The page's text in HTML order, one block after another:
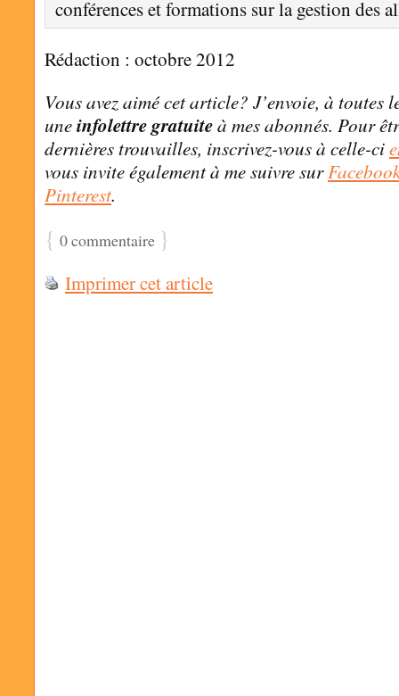
conférences et formations sur la gestion des
Rédaction : octobre 2012
Vous avez aimé cet article? J’envoie, à toutes
uneinfolettre gratuiteà mes abonnés. Pour
dernières trouvailles, inscrivez-vous à celle-ci
vous invite également à me suivre sur
Pinterest.
{ 0 commentaire }
Imprimer cet article